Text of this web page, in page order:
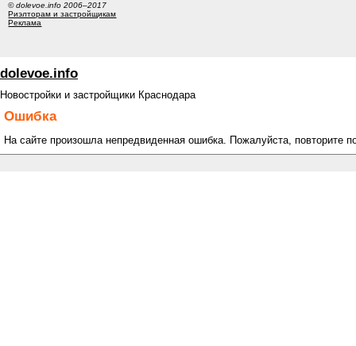
© dolevoe.info 2006–2017
Риэлторам и застройщикам
Реклама
dolevoe.info
Новостройки и застройщики Краснодара
Ошибка
На сайте произошла непредвиденная ошибка. Пожалуйста, повторите